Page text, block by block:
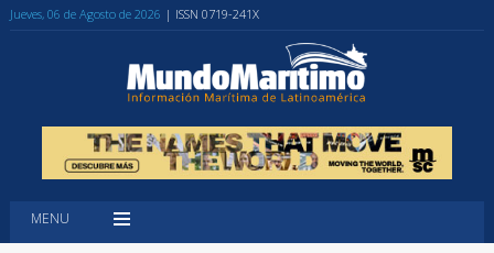
Jueves, 06 de Agosto de 2026 | ISSN 0719-241X
MENU